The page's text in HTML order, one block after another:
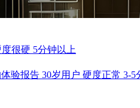
很硬 5分钟以上
验报告 30岁用户 硬度正常 3-5